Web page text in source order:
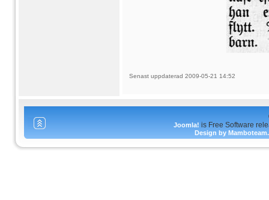
Senast uppdaterad 2009-05-21 14:52
Joomla! is Free Software
Design by